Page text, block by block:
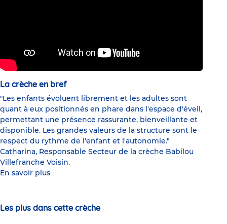
La crèche en bref
"Les enfants évoluent librement et les adultes sont
quant à eux positionnés en phare dans l'espace d'éveil,
permettant une présence rassurante, bienveillante et
disponible. Les grandes valeurs de la structure sont le
respect du rythme de l'enfant et l'autonomie."
Catharina, Responsable Secteur de la crèche Babilou
Villefranche Voisin.
En savoir plus
Les plus dans cette crèche